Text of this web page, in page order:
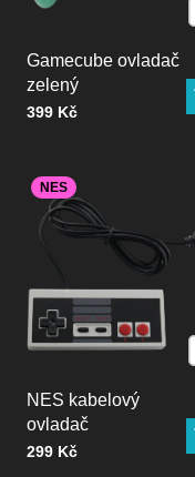
Gamecube ovladač
zelený
Cena bez DPH
399 Kč
NES kabelový
ovladač
Cena bez DPH
299 Kč
NES